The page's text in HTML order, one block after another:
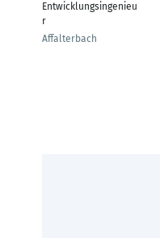
Entwicklungsingenieu
r
Affalterbach